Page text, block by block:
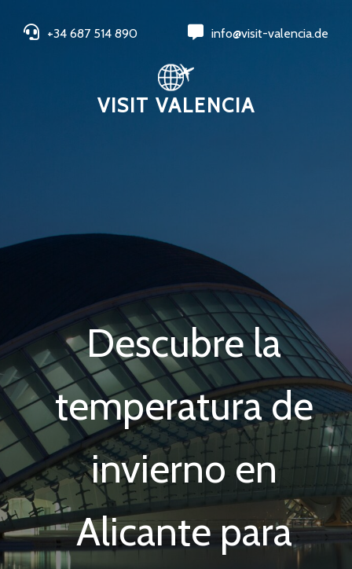
+34 687 514 890 info@visit-valencia.de
VISIT VALENCIA
Descubre la
temperatura de
invierno en
Alicante para